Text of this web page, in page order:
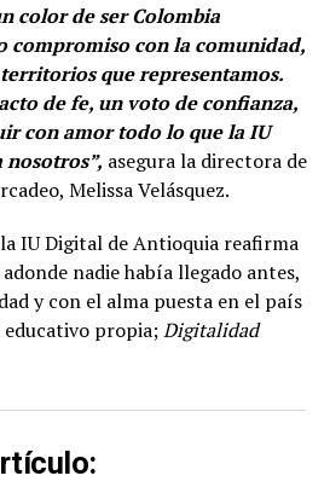
color de ser Colombia
compromiso con la comunidad,
que representamos.
de fe, un voto de confianza,
con amor todo lo que la IU
asegura la directora de
Melissa Velásquez.
IU Digital de Antioquia reafirma
nadie había llegado antes,
y con el alma puesta en el país
educativo propia;Digitalidad